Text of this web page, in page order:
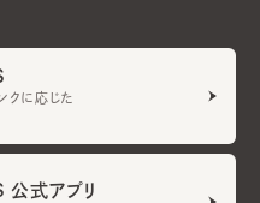
クに応じた
式アプリ